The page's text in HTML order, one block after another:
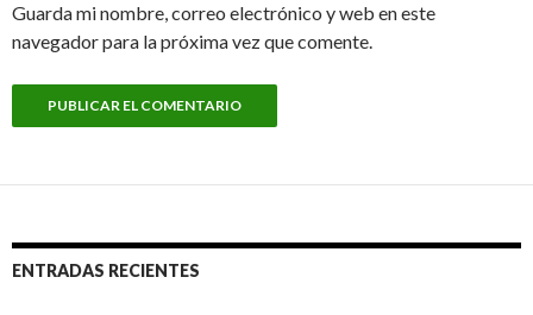
Guarda mi nombre, correo electrónico y web en este
navegador para la próxima vez que comente.
ENTRADAS RECIENTES